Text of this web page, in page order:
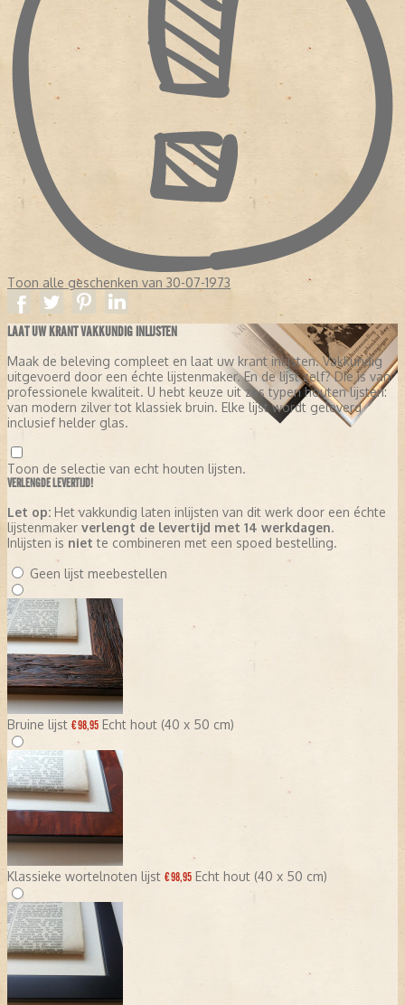
Toon alle geschenken van 30-07-1973
LAAT UW KRANT VAKKUNDIG INLIJSTEN
Maak de beleving compleet en laat uw krant inlijsten. Vakkundig
uitgevoerd door een échte lijstenmaker. En de lijst zelf? Die is van
professionele kwaliteit. U hebt keuze uit zes typen houten lijsten:
van modern zilver tot klassiek bruin. Elke lijst wordt geleverd
inclusief helder glas.
Toon de selectie van echt houten lijsten.
VERLENGDE LEVERTIJD!
Let op: Het vakkundig laten inlijsten van dit werk door een échte
lijstenmaker verlengt de levertijd met 14 werkdagen.
Inlijsten is niet te combineren met een spoed bestelling.
Geen lijst meebestellen
Bruine lijst € 98,95 Echt hout (40 x 50 cm)
Klassieke wortelnoten lijst € 98,95 Echt hout (40 x 50 cm)